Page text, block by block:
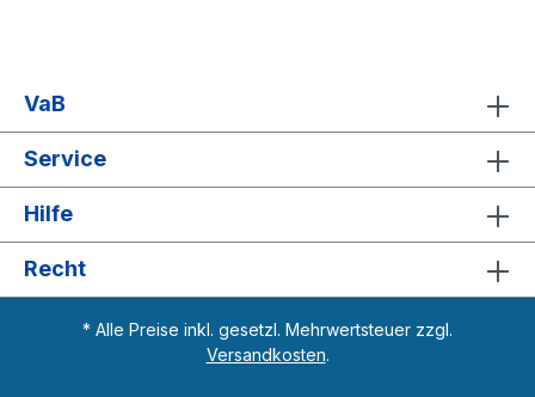
VaB
Service
Hilfe
Recht
* Alle Preise inkl. gesetzl. Mehrwertsteuer zzgl.
Versandkosten.